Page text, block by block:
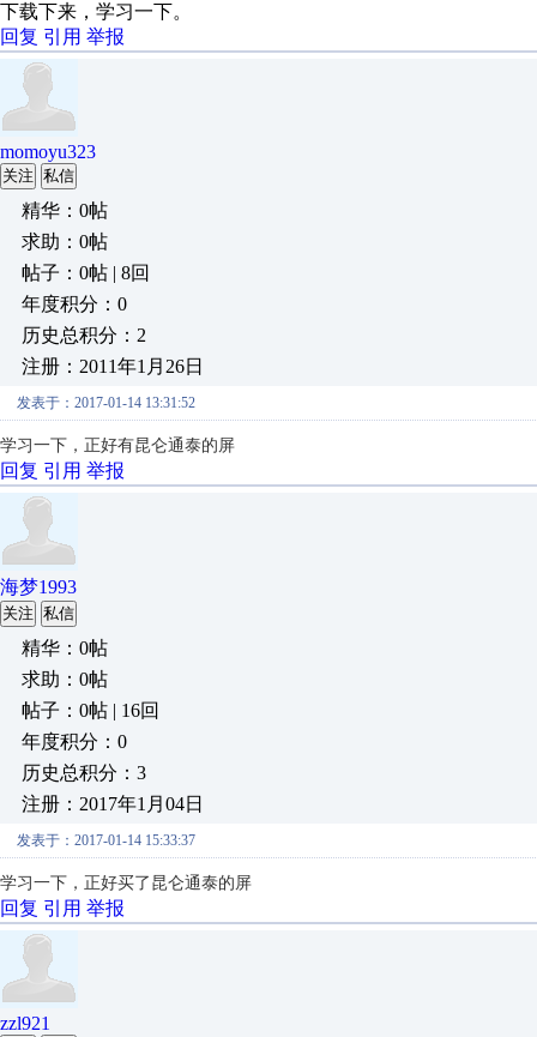
下载下来，学习一下。
回复 引用 举报
momoyu323
关注 私信
精华：0帖
求助：0帖
帖子：0帖 | 8回
年度积分：0
历史总积分：2
注册：2011年1月26日
发表于：2017-01-14 13:31:52
学习一下，正好有昆仑通泰的屏
回复 引用 举报
海梦1993
关注 私信
精华：0帖
求助：0帖
帖子：0帖 | 16回
年度积分：0
历史总积分：3
注册：2017年1月04日
发表于：2017-01-14 15:33:37
学习一下，正好买了昆仑通泰的屏
回复 引用 举报
zzl921